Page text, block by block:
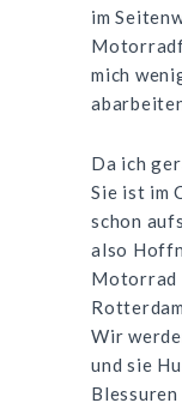
im
mich
Da ich
Sie ist im
schon
also
Motorrad
Wir
und sie